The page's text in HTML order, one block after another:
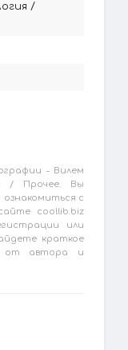
/
- Вилем
/ Прочее. Вы
с
coollib.biz
или
краткое
от автора и